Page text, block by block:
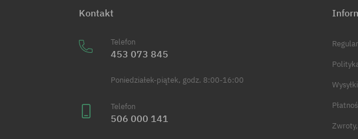
Kontakt
Telefon
453 073 845
Poniedziałek-piątek, godz. 8:00-16:00
Telefon
506 000 141